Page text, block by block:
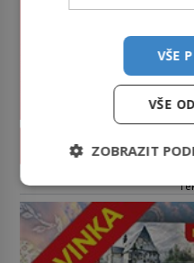
VŠE
VŠE
ZOBRAZIT